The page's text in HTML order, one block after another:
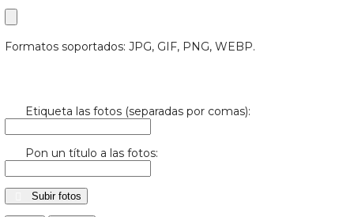
Formatos soportados: JPG, GIF, PNG, WEBP.
Etiqueta las fotos (separadas por comas):
Pon un título a las fotos:
Subir fotos